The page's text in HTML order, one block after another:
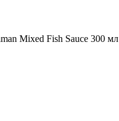
Mixed Fish Sauce 300 мл